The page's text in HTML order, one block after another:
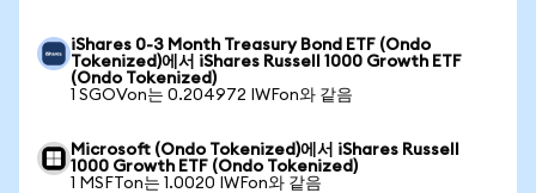
iShares 0-3 Month Treasury Bond ETF (Ondo
Tokenized)에서 iShares Russell 1000 Growth ETF
(Ondo Tokenized)
1 SGOVon는 0.204972 IWFon와 같음
Microsoft (Ondo Tokenized)에서 iShares Russell
1000 Growth ETF (Ondo Tokenized)
1 MSFTon는 1.0020 IWFon와 같음